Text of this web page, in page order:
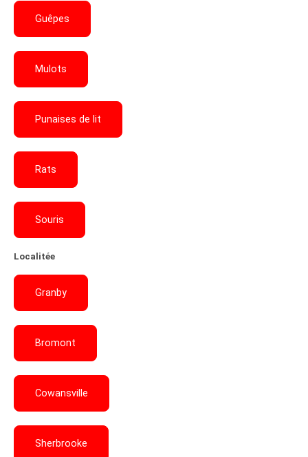
Guêpes
Mulots
Punaises de lit
Rats
Souris
Localitée
Granby
Bromont
Cowansville
Sherbrooke